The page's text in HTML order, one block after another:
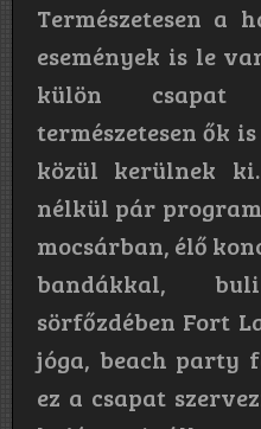
Természetesen a
események is le
külön csapat
természetesen ők
közül kerülnek
nélkül pár
mocsárban, élő
bandákkal,
sörfőzdében Fort
jóga, beach party
ez a csapat